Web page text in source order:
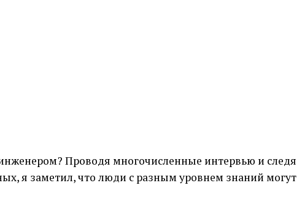
Проводя многочисленные интервью и следя
я заметил, что люди с разным уровнем знаний могут